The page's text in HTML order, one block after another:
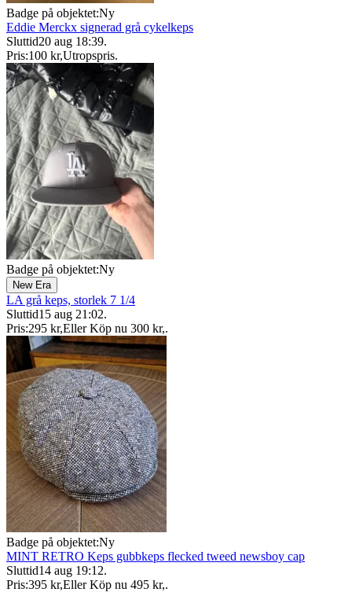
Badge på objektet:Ny
Eddie Merckx signerad grå cykelkeps
Sluttid20 aug 18:39.
Pris:100 kr,Utropspris.
Badge på objektet:Ny
New Era
LA grå keps, storlek 7 1/4
Sluttid15 aug 21:02.
Pris:295 kr,Eller Köp nu 300 kr,.
Badge på objektet:Ny
MINT RETRO Keps gubbkeps flecked tweed newsboy cap
Sluttid14 aug 19:12.
Pris:395 kr,Eller Köp nu 495 kr,.